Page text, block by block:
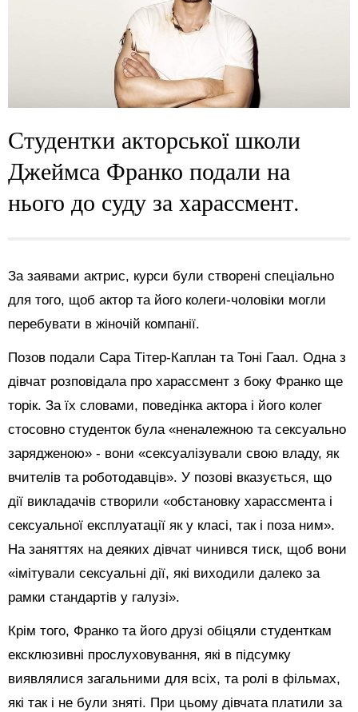
Студентки акторської школи
Джеймса Франко подали на
нього до суду за харассмент.
За заявами актрис, курси були створені спеціально
для того, щоб актор та його колеги-чоловіки могли
перебувати в жіночій компанії.
Позов подали Сара Тітер-Каплан та Тоні Гаал. Одна з
дівчат розповідала про харассмент з боку Франко ще
торік. За їх словами, поведінка актора і його колег
стосовно студенток була «неналежною та сексуально
зарядженою» - вони «сексуалізували свою владу, як
вчителів та роботодавців». У позові вказується, що
дії викладачів створили «обстановку харассмента і
сексуальної експлуатації як у класі, так і поза ним».
На заняттях на деяких дівчат чинився тиск, щоб вони
«імітували сексуальні дії, які виходили далеко за
рамки стандартів у галузі».
Крім того, Франко та його друзі обіцяли студенткам
ексклюзивні прослуховування, які в підсумку
виявлялися загальними для всіх, та ролі в фільмах,
які так і не були зняті. При цьому дівчата платили за